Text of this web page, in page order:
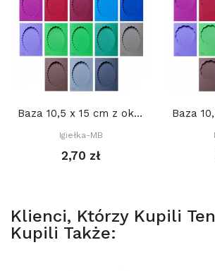
Baza 10,5 x 15 cm z okienkiem 8 x 11 cm OWAL...
Igiełka-MB
2,70 zł
Klienci, Którzy Kupili
Kupili Także: